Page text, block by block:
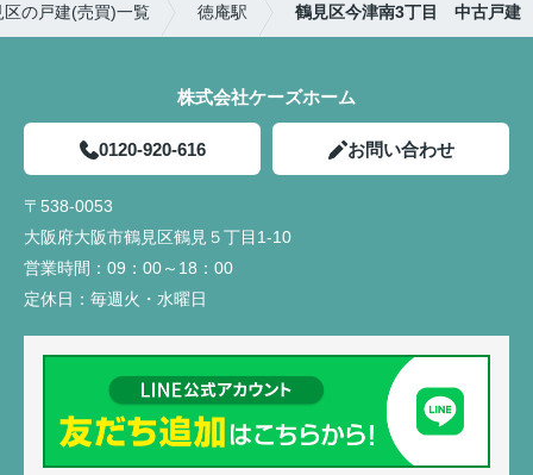
区の戸建(売買)一覧 徳庵駅 鶴見区今津南3丁目 中古戸建
株式会社ケーズホーム
0120-920-616 お問い合わせ
〒538-0053
大阪府大阪市鶴見区鶴見５丁目1-10
営業時間： 09：00～18：00
定休日： 毎週火・水曜日